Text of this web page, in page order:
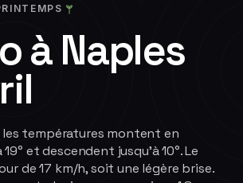
àNaples
les températures montent en
et descendent jusqu'à 10°. Le
de 17 km/h, soit une légère brise.